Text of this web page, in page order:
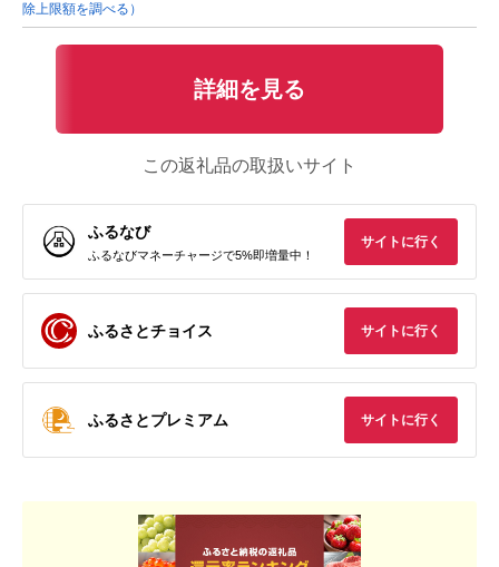
除上限額を調べる）
詳細を見る
この返礼品の取扱いサイト
ふるなび
ふるなびマネーチャージで5%即増量中！
サイトに行く
ふるさとチョイス サイトに行く
ふるさとプレミアム サイトに行く